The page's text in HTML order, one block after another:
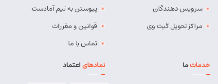
سرویس دهندگان
مراکز تحویل گیت وی
پیوستن به تیم آمادست
قوانین و مقررات
تماس با ما
خدماتما نمادهایاعتماد